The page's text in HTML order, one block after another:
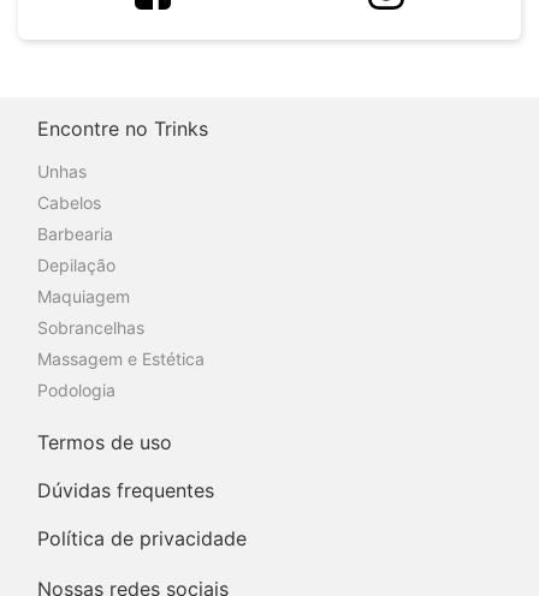
Encontre no Trinks
Unhas
Cabelos
Barbearia
Depilação
Maquiagem
Sobrancelhas
Massagem e Estética
Podologia
Termos de uso
Dúvidas frequentes
Política de privacidade
Nossas redes sociais